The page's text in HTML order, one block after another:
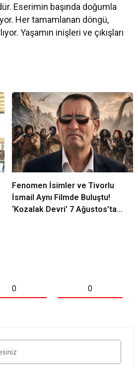
Eserimin başında doğumla
Her tamamlanan döngü,
Yaşamın inişleri ve çıkışları
Fenomen İsimler ve Tivorlu
İsmail Aynı Filmde Buluştu!
‘Kozalak Devri’ 7 Ağustos’ta
0 0